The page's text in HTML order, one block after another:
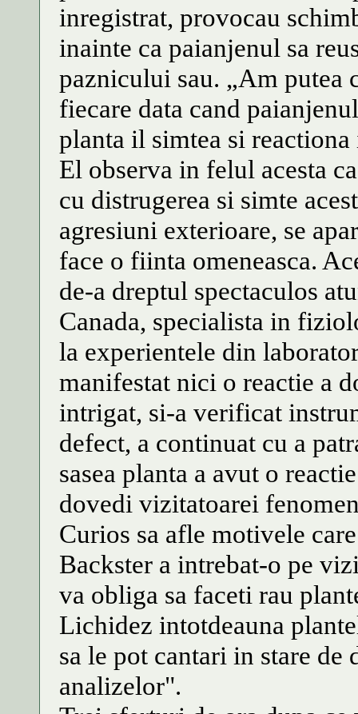
inregistrat, provocau
inainte ca paianjenul sa
paznicului sau. „Am putea
fiecare data cand
planta il simtea si
El observa in felul acesta
cu distrugerea si simte
agresiuni exterioare, se
face o fiinta omeneasca.
de-a dreptul spectaculos
Canada, specialista in
la experientele din
manifestat nici o reactie a
intrigat, si-a verificat
defect, a continuat cu a
sasea planta a avut o
dovedi vizitatoarei
Curios sa afle motivele
Backster a intrebat-o pe
va obliga sa faceti rau
Lichidez intotdeauna
sa le pot cantari in stare de
analizelor".